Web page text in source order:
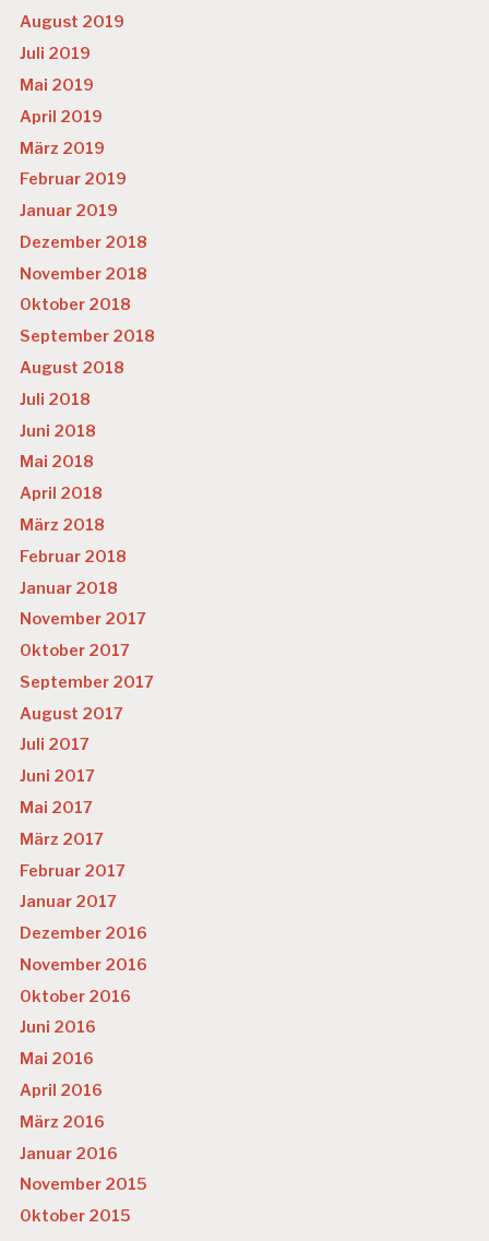
August 2019
Juli 2019
Mai 2019
April 2019
März 2019
Februar 2019
Januar 2019
Dezember 2018
November 2018
Oktober 2018
September 2018
August 2018
Juli 2018
Juni 2018
Mai 2018
April 2018
März 2018
Februar 2018
Januar 2018
November 2017
Oktober 2017
September 2017
August 2017
Juli 2017
Juni 2017
Mai 2017
März 2017
Februar 2017
Januar 2017
Dezember 2016
November 2016
Oktober 2016
Juni 2016
Mai 2016
April 2016
März 2016
Januar 2016
November 2015
Oktober 2015